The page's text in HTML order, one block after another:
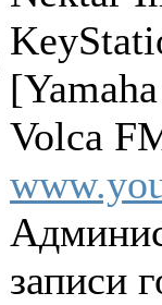
Volca
записи